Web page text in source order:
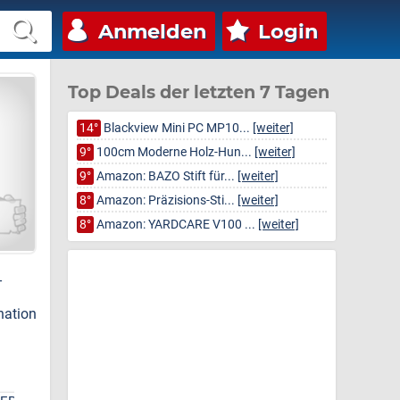
Anmelden Login
Top Deals der letzten 7 Tagen
14° Blackview Mini PC MP10... [weiter]
9° 100cm Moderne Holz-Hun... [weiter]
9° Amazon: BAZO Stift für... [weiter]
8° Amazon: Präzisions-Sti... [weiter]
8° Amazon: YARDCARE V100 ... [weiter]